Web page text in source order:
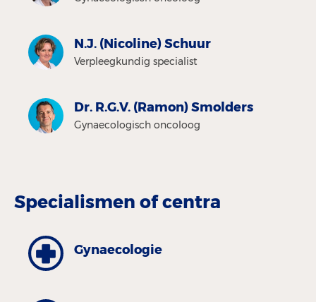
N.J. (Nicoline) Schuur
Verpleegkundig specialist
Dr. R.G.V. (Ramon) Smolders
Gynaecologisch oncoloog
Specialismen of centra
Gynaecologie